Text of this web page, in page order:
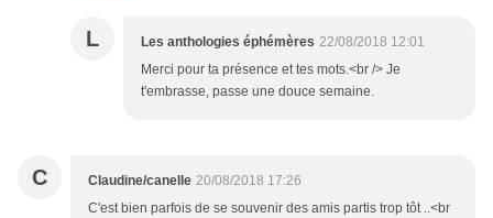
L Les anthologies éphémères 22/08/2018 12:01
Merci pour ta présence et tes mots.<br /> Je
t'embrasse, passe une douce semaine.
C Claudine/canelle 20/08/2018 17:26
C'est bien parfois de se souvenir des amis partis trop tôt ..<br